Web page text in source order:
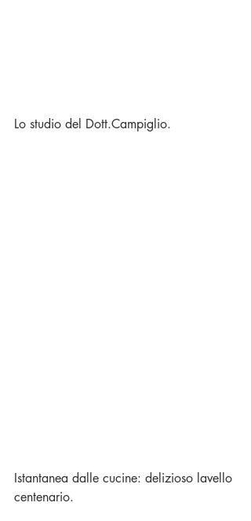
Lo studio del Dott.Campiglio.
Istantanea dalle cucine: delizioso lavello
centenario.